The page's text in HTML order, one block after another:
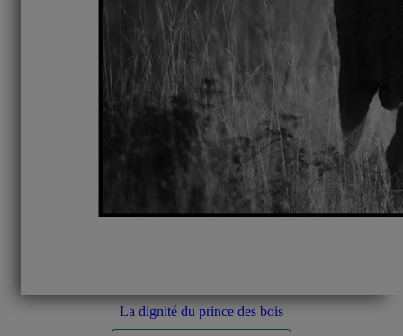
La dignité du prince des bois